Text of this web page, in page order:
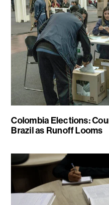
Colombia Elections:
Brazil as Runoff Looms